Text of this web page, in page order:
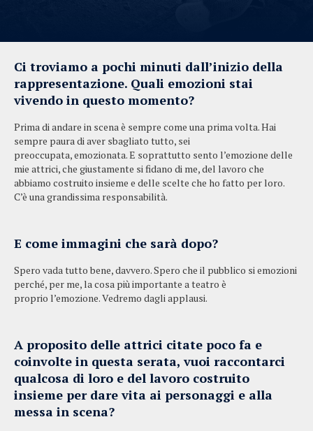
Ci troviamo a pochi minuti dall’inizio della
rappresentazione. Quali emozioni stai
vivendo in questo momento?
Prima di andare in scena è sempre come una prima volta. Hai
sempre paura di aver sbagliato tutto, sei
preoccupata, emozionata. E soprattutto sento l’emozione delle
mie attrici, che giustamente si fidano di me, del lavoro che
abbiamo costruito insieme e delle scelte che ho fatto per loro.
C’è una grandissima responsabilità.
E come immagini che sarà dopo?
Spero vada tutto bene, davvero. Spero che il pubblico si emozioni
perché, per me, la cosa più importante a teatro è
proprio l’emozione. Vedremo dagli applausi.
A proposito delle attrici citate poco fa e
coinvolte in questa serata, vuoi raccontarci
qualcosa di loro e del lavoro costruito
insieme per dare vita ai personaggi e alla
messa in scena?